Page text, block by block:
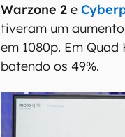
Warzone 2 e
tiveram um
em 1080p. Em
batendo os 49%.